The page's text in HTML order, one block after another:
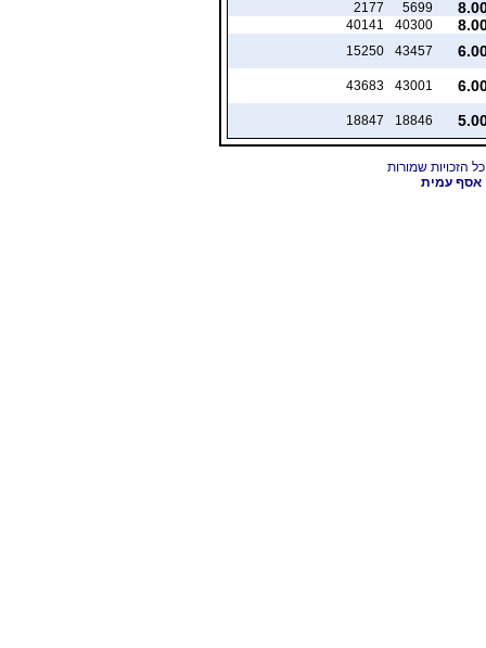
5699
2177
40300
40141
43457
15250
43001
43683
18846
18847
אסף עמית